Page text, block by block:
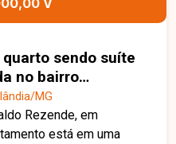
os detalhes deste
V
sendo suíte
no bairro
Uberlândia-MG
MG
Rezende, em
está em uma